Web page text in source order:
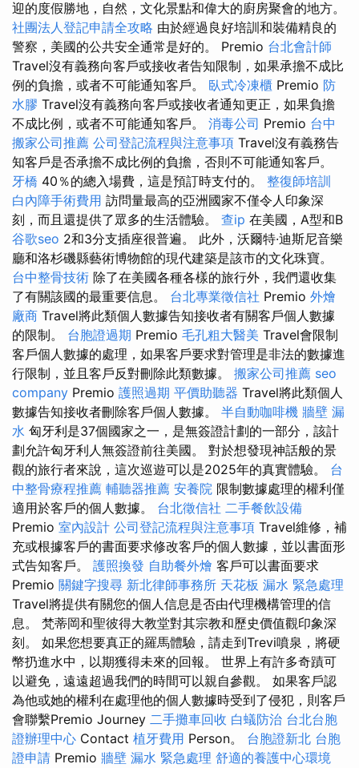
迎的度假勝地，自然，文化景點和偉大的廚房聚會的地方。
社團法人登記申請全攻略 由於經過良好培訓和裝備精良的
警察，美國的公共安全通常是好的。 Premio 台北會計師
Travel沒有義務向客戶或接收者告知限制，如果承擔不成比
例的負擔，或者不可能通知客戶。 臥式冷凍櫃 Premio 防
水膠 Travel沒有義務向客戶或接收者通知更正，如果負擔
不成比例，或者不可能通知客戶。 消毒公司 Premio 台中
搬家公司推薦 公司登記流程與注意事項 Travel沒有義務告
知客戶是否承擔不成比例的負擔，否則不可能通知客戶。
牙橋 40％的總入場費，這是預訂時支付的。 整復師培訓
白內障手術費用 訪問量最高的亞洲國家不僅令人印象深
刻，而且還提供了眾多的生活體驗。 查ip 在美國，A型和B
谷歌seo 2和3分支插座很普遍。 此外，沃爾特·迪斯尼音樂
廳和洛杉磯縣藝術博物館的現代建築是該市的文化珠寶。
台中整骨技術 除了在美國各種各樣的旅行外，我們還收集
了有關該國的最重要信息。 台北專業徵信社 Premio 外燴
廠商 Travel將此類個人數據告知接收者有關客戶個人數據
的限制。 台胞證過期 Premio 毛孔粗大醫美 Travel會限制
客戶個人數據的處理，如果客戶要求對管理是非法的數據進
行限制，並且客戶反對刪除此類數據。 搬家公司推薦 seo
company Premio 護照過期 平價助聽器 Travel將此類個人
數據告知接收者刪除客戶個人數據。 半自動咖啡機 牆壁 漏
水 匈牙利是37個國家之一，是無簽證計劃的一部分，該計
劃允許匈牙利人無簽證前往美國。 對於想發現神話般的景
觀的旅行者來說，這次巡遊可以是2025年的真實體驗。 台
中整骨療程推薦 輔聽器推薦 安養院 限制數據處理的權利僅
適用於客戶的個人數據。 台北徵信社 二手餐飲設備
Premio 室內設計 公司登記流程與注意事項 Travel維修，補
充或根據客戶的書面要求修改客戶的個人數據，並以書面形
式告知客戶。 護照換發 自助餐外燴 客戶可以書面要求
Premio 關鍵字搜尋 新北律師事務所 天花板 漏水 緊急處理
Travel將提供有關您的個人信息是否由代理機構管理的信
息。 梵蒂岡和聖彼得大教堂對其宗教和歷史價值觀印象深
刻。 如果您想要真正的羅馬體驗，請走到Trevi噴泉，將硬
幣扔進水中，以期獲得未來的回報。 世界上有許多奇蹟可
以避免，遠遠超過我們的時間可以親自參觀。 如果客戶認
為他或她的權利在處理他的個人數據時受到了侵犯，則客戶
會聯繫Premio Journey 二手攤車回收 白蟻防治 台北台胞
證辦理中心 Contact 植牙費用 Person。 台胞證新北 台胞
證申請 Premio 牆壁 漏水 緊急處理 舒適的養護中心環境